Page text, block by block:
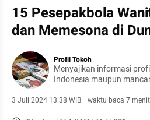
15 Pesepakbola
dan Memesona di
Profil Tokoh
Menyajikan informasi
Indonesia maupun
3 Juli 2024 13:38 WIB · waktu baca 7 menit